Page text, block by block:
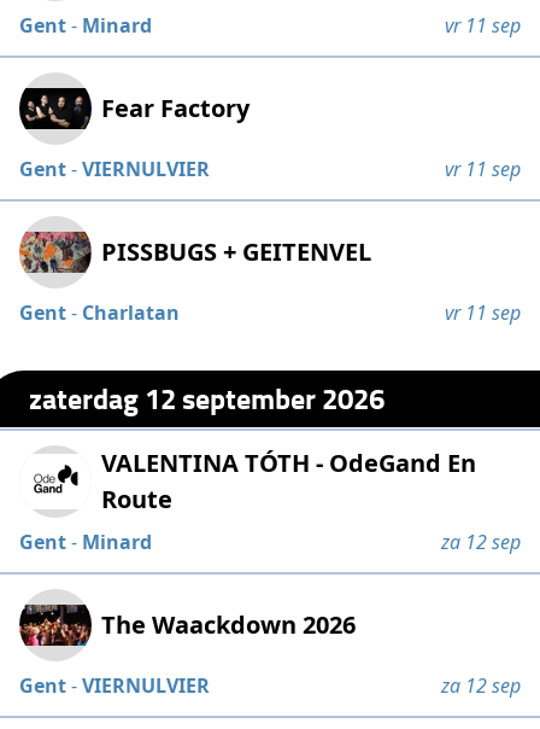
Gent- Minard vr 11 sep
Fear Factory
Gent-VIERNULVIER vr 11 sep
PISSBUGS + GEITENVEL
Gent- Charlatan vr 11 sep
zaterdag 12 september 2026
VALENTINA TÓTH - OdeGand En
Route
Gent- Minard za 12 sep
The Waackdown 2026
Gent-VIERNULVIER za 12 sep